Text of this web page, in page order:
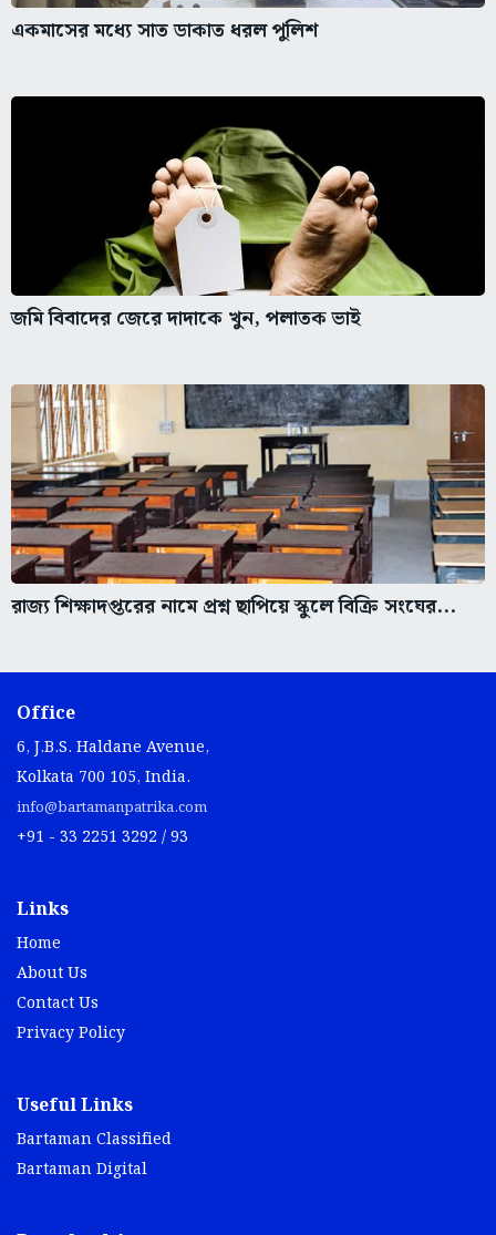
একমাসের মধ্যে সাত ডাকাত ধরল পুলিশ
জমি বিবাদের জেরে দাদাকে খুন, পলাতক ভাই
রাজ্য শিক্ষাদপ্তরের নামে প্রশ্ন ছাপিয়ে স্কুলে বিক্রি সংঘের...
Office
6, J.B.S. Haldane Avenue,
Kolkata 700 105, India.
info@bartamanpatrika.com
+91 - 33 2251 3292 / 93
Links
Home
About Us
Contact Us
Privacy Policy
Useful Links
Bartaman Classified
Bartaman Digital